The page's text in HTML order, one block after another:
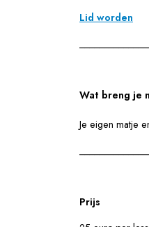
Lid worden
Wat breng je
Je eigen matje
Prijs